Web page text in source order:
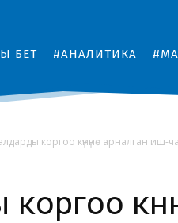
БЕТ #АНАЛИТИКА
коргоо күнүнө арналган